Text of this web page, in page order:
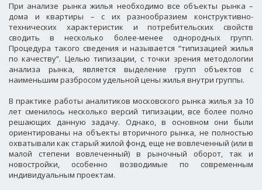
При анализе рынка жилья необходимо все объекты рынка –
дома и квартиры – с их разнообразием конструктивно-
технических характеристик и потребительских свойств
сводить в несколько более-менее однородных групп.
Процедура такого сведения и называется “типизацией жилья
по качеству”. Целью типизации, с точки зрения методологии
анализа рынка, является выделение групп объектов с
наименьшим разбросом удельной цены жилья внутри группы.
В практике работы аналитиков московского рынка жилья за 10
лет сменилось несколько версий типизации, все более полно
решающих данную задачу. Однако, в основном они были
ориентированы на объекты вторичного рынка, не полностью
охватывали как старый жилой фонд, еще не вовлеченный (или в
малой степени вовлеченный) в рыночный оборот, так и
новостройки, особенно возводимые по современным
индивидуальным проектам.